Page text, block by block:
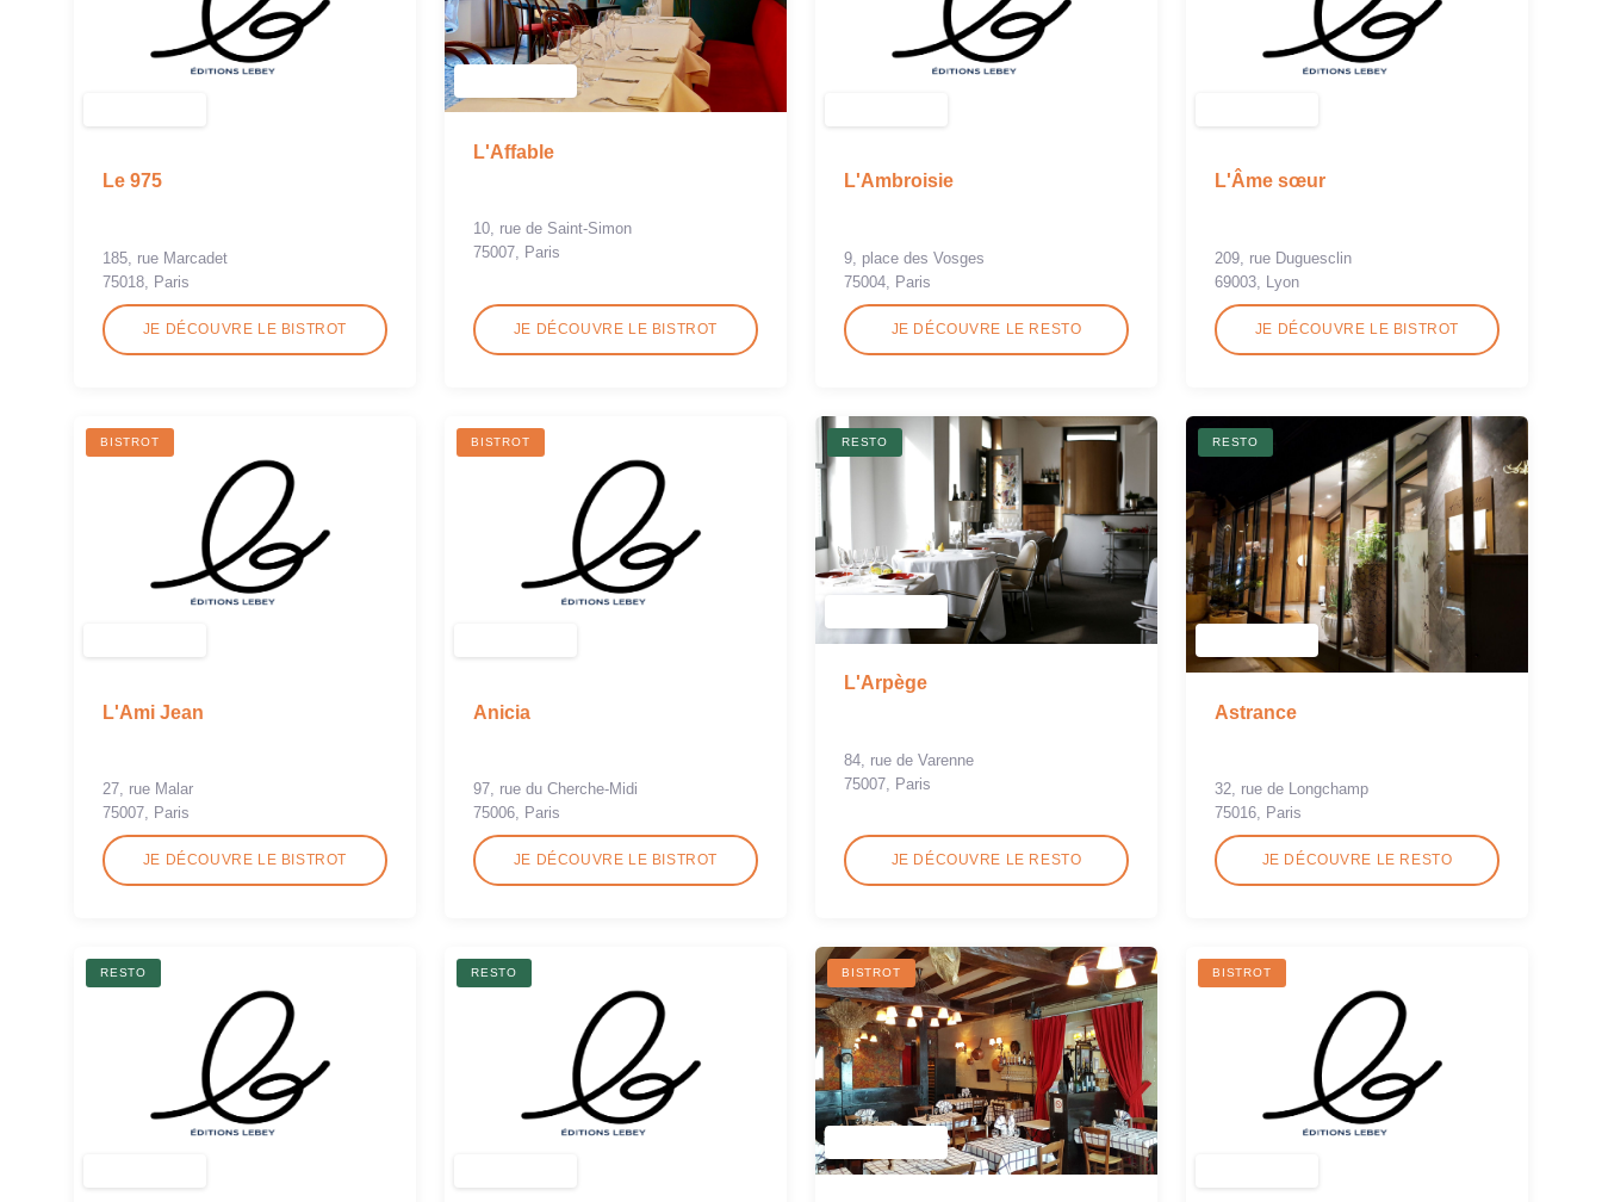
Le 975
185, rue Marcadet
75018, Paris
JE DÉCOUVRE LE BISTROT
L'Affable
10, rue de Saint-Simon
75007, Paris
JE DÉCOUVRE LE BISTROT
L'Ambroisie
9, place des Vosges
75004, Paris
JE DÉCOUVRE LE RESTO
L'Âme sœur
209, rue Duguesclin
69003, Lyon
JE DÉCOUVRE LE BISTROT
BISTROT
L'Ami Jean
27, rue Malar
75007, Paris
JE DÉCOUVRE LE BISTROT
BISTROT
Anicia
97, rue du Cherche-Midi
75006, Paris
JE DÉCOUVRE LE BISTROT
RESTO
L'Arpège
84, rue de Varenne
75007, Paris
JE DÉCOUVRE LE RESTO
RESTO
Astrance
32, rue de Longchamp
75016, Paris
JE DÉCOUVRE LE RESTO
RESTO RESTO BISTROT BISTROT